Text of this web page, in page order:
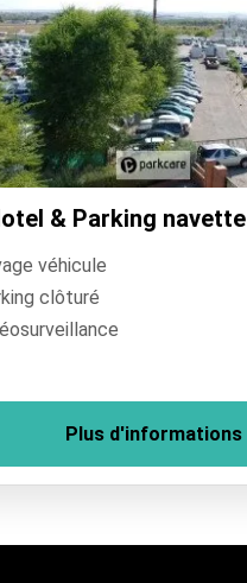
& Parking navette
véhicule
clôturé
Plus d'informations